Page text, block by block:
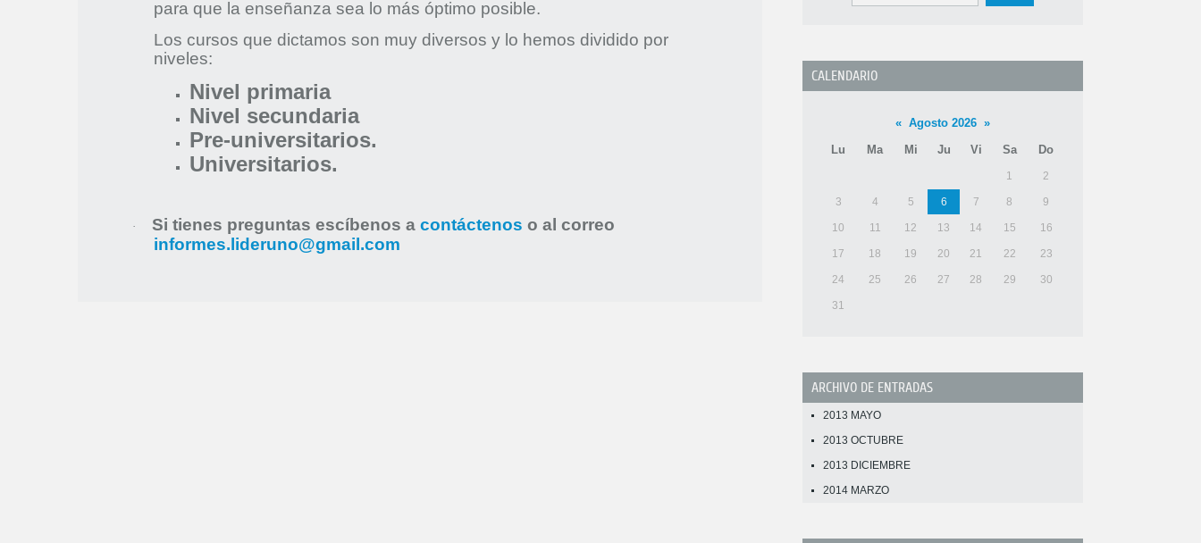
para que la enseñanza sea lo más óptimo posible.
Los cursos que dictamos son muy diversos y lo hemos dividido por
niveles:
Nivel primaria
Nivel secundaria
Pre-universitarios.
Universitarios.
· Si tienes preguntas escíbenos a contáctenos o al correo
informes.lideruno@gmail.com
CALENDARIO
« Agosto 2026 »
Lu
Ma Mi Ju Vi Sa Do
1 2
3 4 5 6 7 8 9
10 11 12 13 14 15 16
17 18 19 20 21 22 23
24 25 26 27 28 29 30
31
ARCHIVO DE ENTRADAS
2013 MAYO
2013 OCTUBRE
2013 DICIEMBRE
2014 MARZO